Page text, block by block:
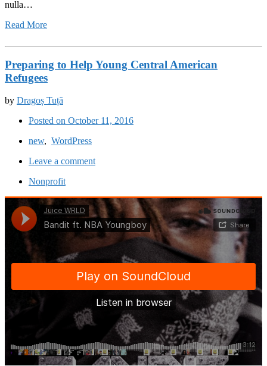
nulla…
Read More
Preparing to Help Young Central American
Refugees
by Dragoș Tuță
Posted on October 11, 2016
new, WordPress
Leave a comment
Nonprofit